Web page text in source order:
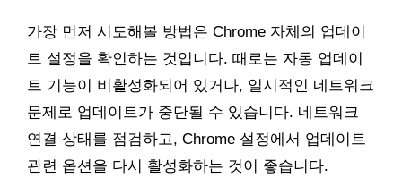
가장 먼저 시도해볼 방법은 Chrome 자체의 업데이
트 설정을 확인하는 것입니다. 때로는 자동 업데이
트 기능이 비활성화되어 있거나, 일시적인 네트워크
문제로 업데이트가 중단될 수 있습니다. 네트워크
연결 상태를 점검하고, Chrome 설정에서 업데이트
관련 옵션을 다시 활성화하는 것이 좋습니다.